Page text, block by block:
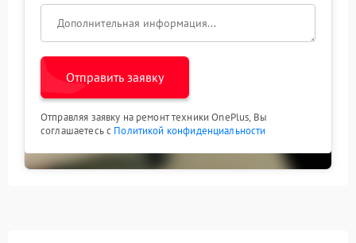
Отправить заявку
Отправляя заявку на ремонт техники OnePlus, Вы
соглашаетесь с Политикой конфиденциальности